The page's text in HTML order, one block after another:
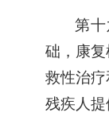
第
础，康
救性治
残疾人提